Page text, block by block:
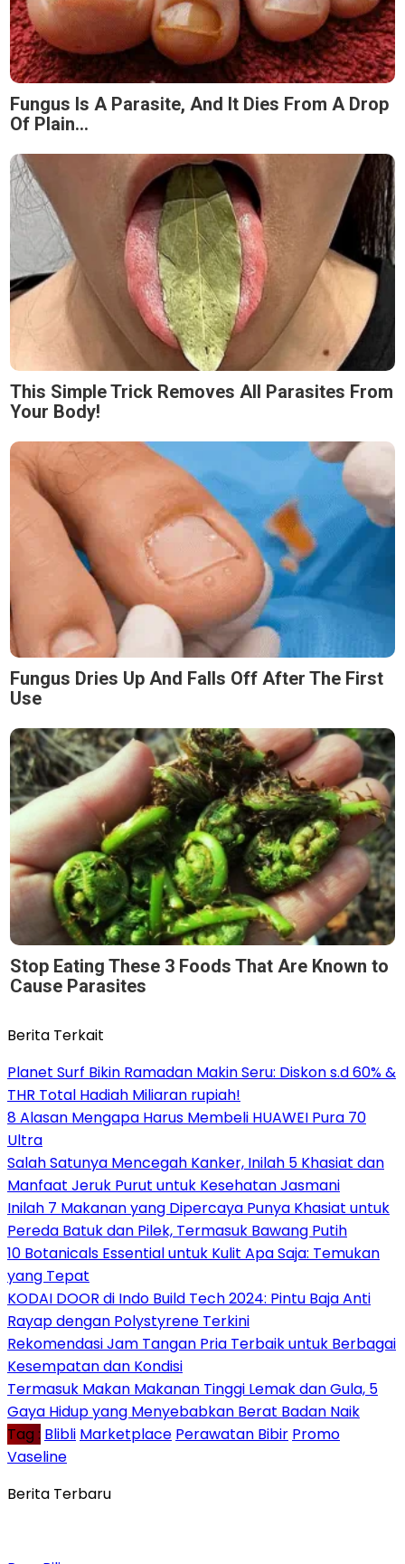
Fungus Is A Parasite, And It Dies From A Drop
Of Plain...
This Simple Trick Removes All Parasites From
Your Body!
Fungus Dries Up And Falls Off After The First
Use
Stop Eating These 3 Foods That Are Known to
Cause Parasites
Berita Terkait
Planet Surf Bikin Ramadan Makin Seru: Diskon s.d 60% &
THR Total Hadiah Miliaran rupiah!
8 Alasan Mengapa Harus Membeli HUAWEI Pura 70
Ultra
Salah Satunya Mencegah Kanker, Inilah 5 Khasiat dan
Manfaat Jeruk Purut untuk Kesehatan Jasmani
Inilah 7 Makanan yang Dipercaya Punya Khasiat untuk
Pereda Batuk dan Pilek, Termasuk Bawang Putih
10 Botanicals Essential untuk Kulit Apa Saja: Temukan
yang Tepat
KODAI DOOR di Indo Build Tech 2024: Pintu Baja Anti
Rayap dengan Polystyrene Terkini
Rekomendasi Jam Tangan Pria Terbaik untuk Berbagai
Kesempatan dan Kondisi
Termasuk Makan Makanan Tinggi Lemak dan Gula, 5
Gaya Hidup yang Menyebabkan Berat Badan Naik
Tag : Blibli Marketplace Perawatan Bibir Promo
Vaseline
Berita Terbaru